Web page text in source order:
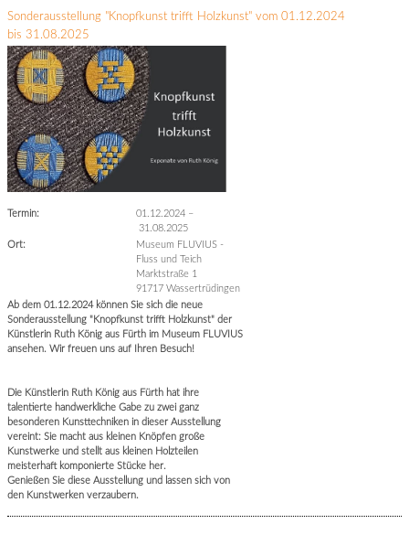
Sonderausstellung "Knopfkunst trifft Holzkunst" vom 01.12.2024
bis 31.08.2025
Termin: 01.12.2024 –
31.08.2025
Ort:
Museum FLUVIUS -
Fluss und Teich
Marktstraße 1
91717 Wassertrüdingen
Ab dem 01.12.2024 können Sie sich die neue
Sonderausstellung "Knopfkunst trifft Holzkunst" der
Künstlerin Ruth König aus Fürth im Museum FLUVIUS
ansehen. Wir freuen uns auf Ihren Besuch!
Die Künstlerin Ruth König aus Fürth hat ihre
talentierte handwerkliche Gabe zu zwei ganz
besonderen Kunsttechniken in dieser Ausstellung
vereint: Sie macht aus kleinen Knöpfen große
Kunstwerke und stellt aus kleinen Holzteilen
meisterhaft komponierte Stücke her.
Genießen Sie diese Ausstellung und lassen sich von
den Kunstwerken verzaubern.